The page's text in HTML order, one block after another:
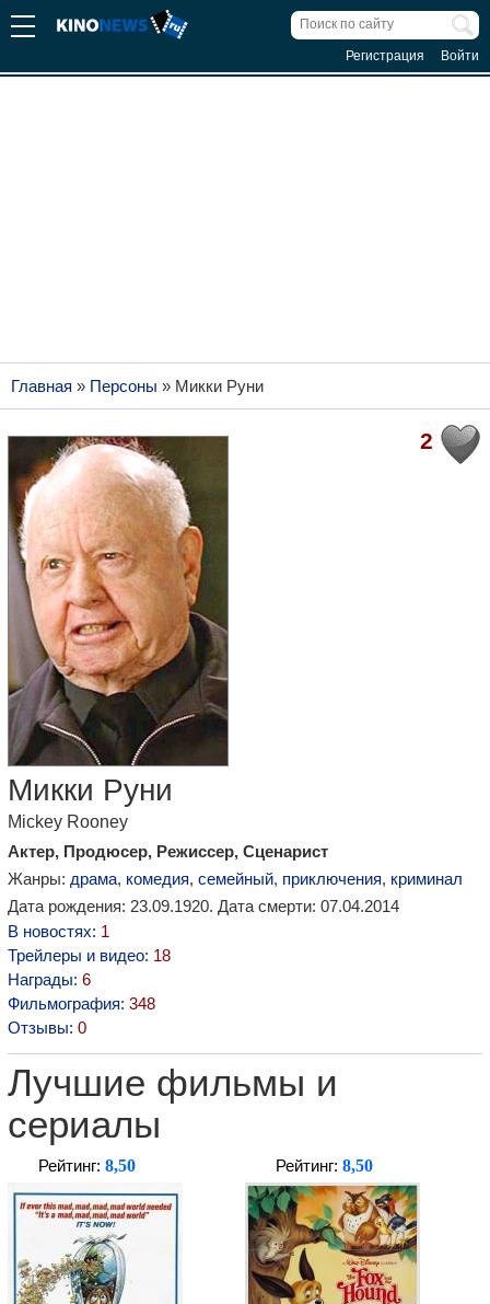
Регистрация Войти
Главная » Персоны » Микки Руни
2
Микки Руни
Mickey Rooney
Актер, Продюсер, Режиссер, Сценарист
Жанры: драма, комедия, семейный, приключения, криминал
Дата рождения: 23.09.1920. Дата смерти: 07.04.2014
В новостях: 1
Трейлеры и видео: 18
Награды: 6
Фильмография: 348
Отзывы: 0
Лучшие фильмы и
сериалы
Рейтинг: 8,50 Рейтинг: 8,50